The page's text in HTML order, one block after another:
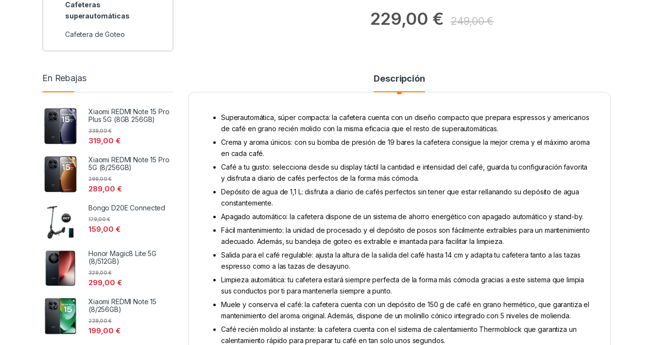
229,00 € 249,00€
Descripción
Superautomática, súper compacta: la cafetera cuenta con un diseño compacto que prepara espressos y americanos
de café en grano recién molido con la misma eficacia que el resto de superautomáticas.
Crema y aroma únicos: con su bomba de presión de 19 bares la cafetera consigue la mejor crema y el máximo aroma
en cada café.
Café a tu gusto: selecciona desde su display táctil la cantidad e intensidad del café, guarda tu configuración favorita
y disfruta a diario de cafés perfectos de la forma más cómoda.
Depósito de agua de 1,1 L: disfruta a diario de cafés perfectos sin tener que estar rellanando su depósito de agua
constantemente.
Apagado automático: la cafetera dispone de un sistema de ahorro energético con apagado automático y stand-by.
Fácil mantenimiento: la unidad de procesado y el depósito de posos son fácilmente extraíbles para un mantenimiento
adecuado. Además, su bandeja de goteo es extraíble e imantada para facilitar la limpieza.
Salida para el café regulable: ajusta la altura de la salida del café hasta 14 cm y adapta tu cafetera tanto a las tazas
espresso como a las tazas de desayuno.
Limpieza automática: tu cafetera estará siempre perfecta de la forma más cómoda gracias a este sistema que limpia
sus conductos por ti para mantenerla siempre a punto.
Muele y conserva el café: la cafetera cuenta con un depósito de 150 g de café en grano hermético, que garantiza el
mantenimiento del aroma original. Además, dispone de un molinillo cónico integrado con 5 niveles de molienda.
Café recién molido al instante: la cafetera cuenta con el sistema de calentamiento Thermoblock que garantiza un
calentamiento rápido para preparar tu café en tan solo unos segundos.
Cafeteras
superautomáticas
Cafetera de Goteo
En Rebajas
Xiaomi REDMI Note 15 Pro
Plus 5G (8GB 256GB)
319,00€
339,00€
Xiaomi REDMI Note 15 Pro
5G (8/256GB)
289,00€
299,00€
Bongo D20E Connected
159,00€
179,00€
Honor Magic8 Lite 5G
(8/512GB)
299,00€
329,00€
Xiaomi REDMI Note 15
(8/256GB)
199,00€
239,00€